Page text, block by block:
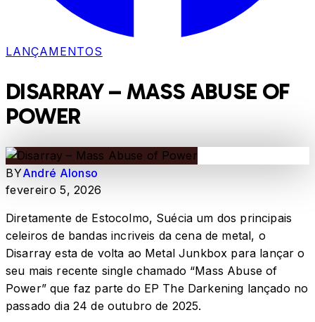
LANÇAMENTOS
DISARRAY – MASS ABUSE OF
POWER
BYAndré Alonso
fevereiro 5, 2026
Diretamente de Estocolmo, Suécia um dos principais
celeiros de bandas incriveis da cena de metal, o
Disarray esta de volta ao Metal Junkbox para lançar o
seu mais recente single chamado “Mass Abuse of
Power” que faz parte do EP The Darkening lançado no
passado dia 24 de outubro de 2025.